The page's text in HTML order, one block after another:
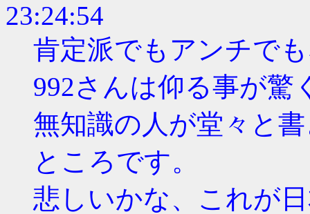
23:24:54
肯定派でもアンチで
992さんは仰る事が驚
無知識の人が堂々と
ところです。
悲しいかな、これが